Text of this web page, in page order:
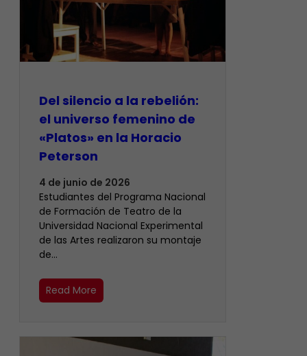
Del silencio a la rebelión:
el universo femenino de
«Platos» en la Horacio
Peterson
4 de junio de 2026
Estudiantes del Programa Nacional
de Formación de Teatro de la
Universidad Nacional Experimental
de las Artes realizaron su montaje
de…
Read More